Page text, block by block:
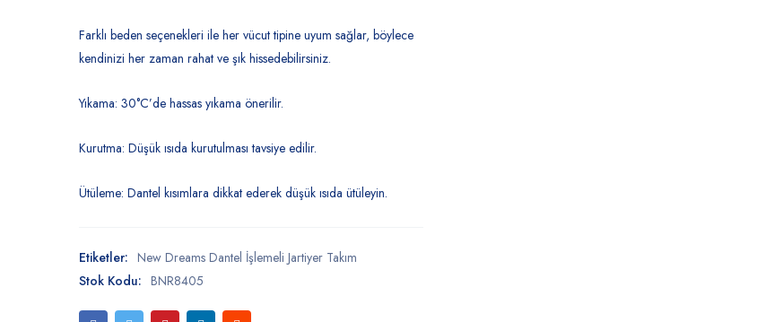
Farklı beden seçenekleri ile her vücut tipine uyum sağlar, böylece
kendinizi her zaman rahat ve şık hissedebilirsiniz.
Yıkama: 30°C’de hassas yıkama önerilir.
Kurutma: Düşük ısıda kurutulması tavsiye edilir.
Ütüleme: Dantel kısımlara dikkat ederek düşük ısıda ütüleyin.
Etiketler: New Dreams Dantel İşlemeli Jartiyer Takım
Stok Kodu: BNR8405